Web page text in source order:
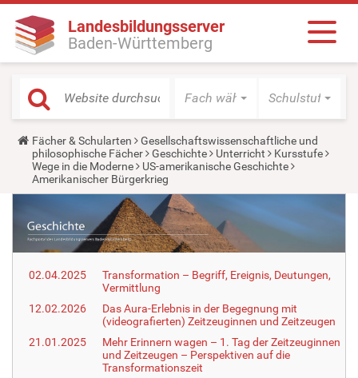
Landesbildungsserver
Baden-Württemberg
Fach wählen Schulstufe
Y
o
u
a
r
e
r
e
Fächer & Schularten
Gesellschaftswissenschaftliche und
philosophische Fächer
Geschichte Unterricht
Kursstufe
Wege in die Moderne
US-amerikanische Geschichte
Amerikanischer Bürgerkrieg
02.04.2025
Transformation – Begriff, Ereignis, Deutungen,
Vermittlung
12.02.2026
Das Aura-Erlebnis in der Begegnung mit
(videografierten) Zeitzeuginnen und Zeitzeugen
21.01.2025
Mehr Erinnern wagen – 1. Tag der Zeitzeuginnen
und Zeitzeugen – Perspektiven auf die
Transformationszeit